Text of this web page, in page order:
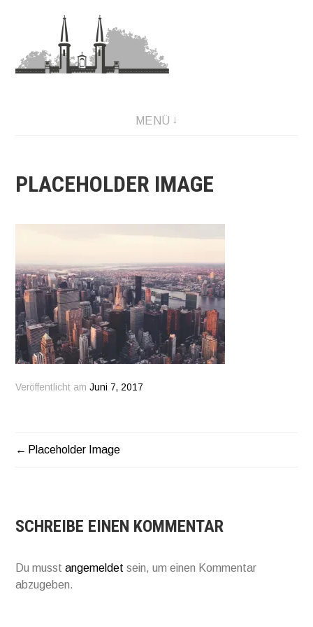
springen
MENÜ
PLACEHOLDER IMAGE
Veröffentlicht amJuni 7, 2017
BEITRAGSNAVIGATION
Placeholder Image
SCHREIBE EINEN KOMMENTAR
Du musstangemeldet sein, um einen Kommentar
abzugeben.